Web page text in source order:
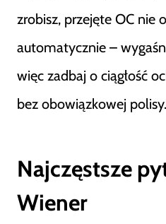
zrobisz, przejęte OC nie
automatycznie –
więc zadbaj o ciągłość
bez obowiązkowej polisy.
Najczęstsze
Wiener